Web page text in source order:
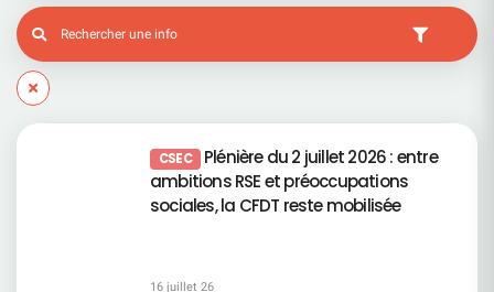
CSEC Plénière du 2 juillet 2026 : entre
ambitions RSE et préoccupations
sociales, la CFDT reste mobilisée
16 juillet 26